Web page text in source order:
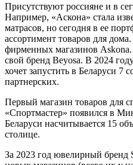
Присутствуют россияне и в
Например, «Аскона» стала
матрасов, но сегодня в ее
ассортимент товаров для
фирменных магазинов
свой бренд Beyosa. В 2024
хочет запустить в Беларуси 7
партнерских.
Первый магазин товаров для
«Спортмастер» появился в
Беларуси насчитывается 15
столице.
За 2023 год ювелирный бренд